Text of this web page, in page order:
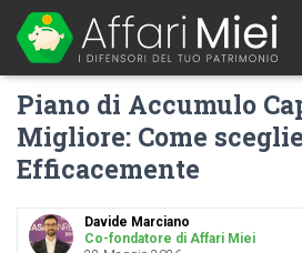
Piano di Accumulo
Migliore: Come
Efficacemente
Davide Marciano
Co-fondatore di Affari Miei